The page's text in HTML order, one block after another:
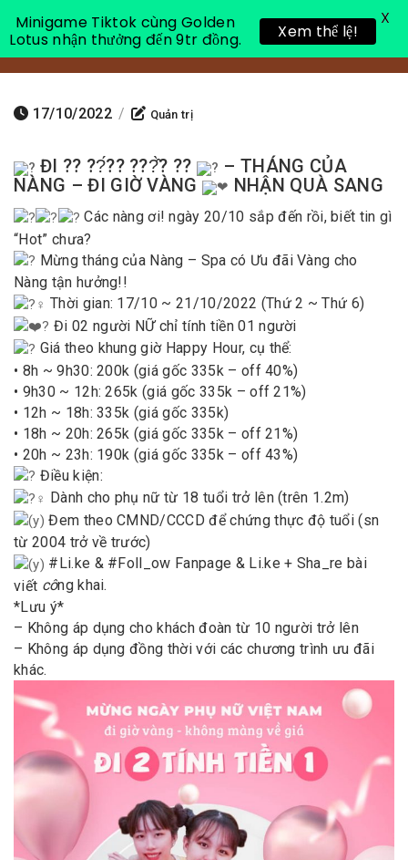
Toggle
17/10/2022 / Quản trị
ĐI ?? ??́?? ???̂̀? ??
– THÁNG CỦA
NÀNG – ĐI GIỜ VÀNG
NHẬN QUÀ SANG
Các nàng ơi! ngày 20/10 sắp đến rồi, biết tin gì
“Hot” chưa?
Mừng tháng của Nàng – Spa có Ưu đãi Vàng cho
Nàng tận hưởng!!
Thời gian: 17/10 ~ 21/10/2022 (Thứ 2 ~ Thứ 6)
Đi 02 người NỮ chỉ tính tiền 01 người
Giá theo khung giờ Happy Hour, cụ thể:
• 8h ~ 9h30: 200k (giá gốc 335k – off 40%)
• 9h30 ~ 12h: 265k (giá gốc 335k – off 21%)
• 12h ~ 18h: 335k (giá gốc 335k)
• 18h ~ 20h: 265k (giá gốc 335k – off 21%)
• 20h ~ 23h: 190k (giá gốc 335k – off 43%)
Điều kiện:
Dành cho phụ nữ từ 18 tuổi trở lên (trên 1.2m)
Đem theo CMND/CCCD để chứng thực độ tuổi (sn
từ 2004 trở về trước)
#Li.ke & #Foll_ow Fanpage & Li.ke + Sha_re bài
viết công khai.
*Lưu ý*
– Không áp dụng cho khách đoàn từ 10 người trở lên
– Không áp dụng đồng thời với các chương trình ưu đãi
khác.
Minigame Tiktok cùng Golden
Lotus nhận thưởng đến 9tr đồng.
Xem thể lệ!
X